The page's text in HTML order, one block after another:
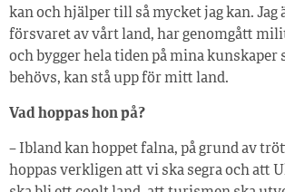
kan och hjälper till så mycket jag kan. Jag
försvaret av vårt land, har genomgått
och bygger hela tiden på mina kunskaper
behövs, kan stå upp för mitt land.
Vad hoppas hon på?
– Ibland kan hoppet falna, på grund av
hoppas verkligen att vi ska segra och att